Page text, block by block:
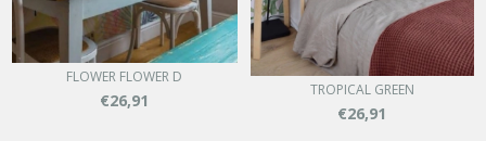
FLOWER FLOWER D
€26,91 TROPICAL GREEN
€26,91